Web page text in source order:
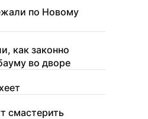
по Новому
как законно
во дворе
смастерить